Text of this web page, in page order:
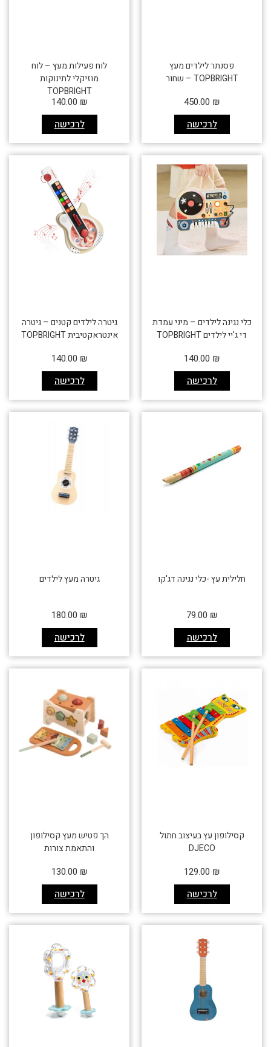
פסנתר לילדים מעץ
TOPBRIGHT – שחור
לרכישה
450.00 ₪
לוח פעילות מעץ – לוח
מוזיקלי לתינוקות
TOPBRIGHT
לרכישה
140.00 ₪
כלי נגינה לילדים – מיני עמדת
די ג'יי לילדים TOPBRIGHT
לרכישה
140.00 ₪
גיטרה לילדים קטנים – גיטרה
אינטראקטיבית TOPBRIGHT
לרכישה
140.00 ₪
חלילית עץ -כלי נגינה דג'קו
לרכישה
79.00 ₪
גיטרה מעץ לילדים
לרכישה
180.00 ₪
קסילופון עץ בעיצוב חתול
DJECO
לרכישה
129.00 ₪
הך פטיש מעץ קסילופון
והתאמת צורות
לרכישה
130.00 ₪